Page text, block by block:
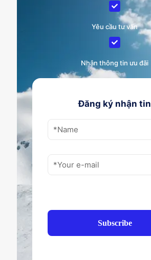
Yêu cầu tư vấn
Nhận thông tin ưu đãi
Đăng ký nhận tin